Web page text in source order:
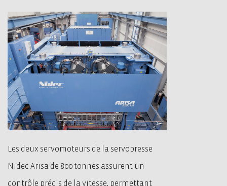
Les deux servomoteurs de la servopresse
Nidec Arisa de 800 tonnes assurent un
contrôle précis de la vitesse, permettant